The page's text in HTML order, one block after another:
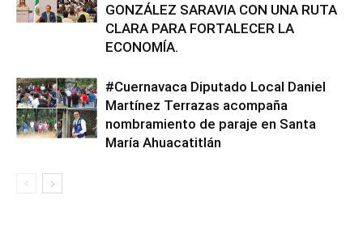
GONZÁLEZ SARAVIA CON UNA RUTA
CLARA PARA FORTALECER LA
ECONOMÍA.
#Cuernavaca Diputado Local Daniel
Martínez Terrazas acompaña
nombramiento de paraje en Santa
María Ahuacatitlán